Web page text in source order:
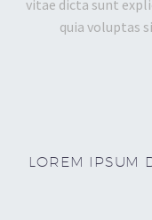
vitae dicta sunt
quia voluptas
LOREM IPSUM